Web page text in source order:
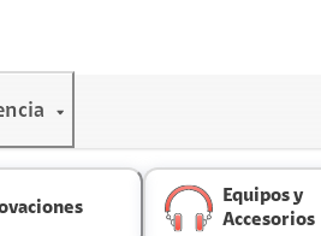
Equipos y
Accesorios